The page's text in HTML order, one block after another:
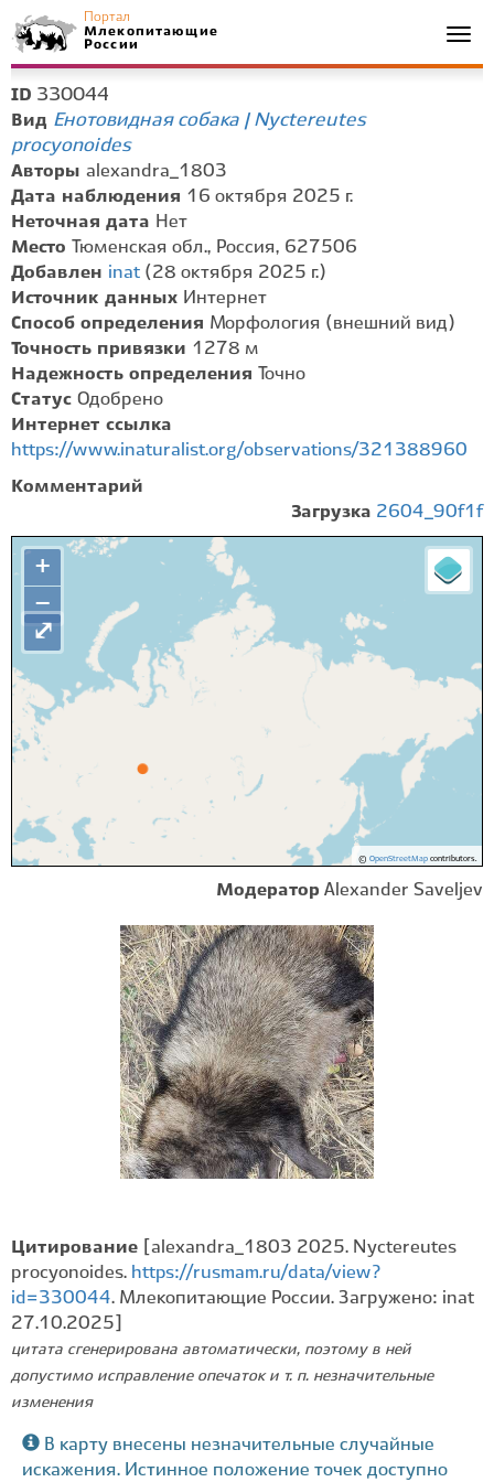
Портал
Млекопитающие
России
ID 330044
Вид Енотовидная собака | Nyctereutes
procyonoides
Авторы alexandra_1803
Дата наблюдения 16 октября 2025 г.
Неточная дата Нет
Место
Тюменская обл., Россия, 627506
Добавлен inat (28 октября 2025 г.)
Источник данных Интернет
Способ определения Морфология (внешний вид)
Точность привязки 1278 м
Надежность определения
Точно
Статус Одобрено
Интернет ссылка
https://www.inaturalist.org/observations/321388960
Комментарий
Загрузка 2604_90f1f
+
−
© OpenStreetMapcontributors.
⤢
Модератор Alexander Saveljev
Цитирование
[alexandra_1803 2025. Nyctereutes
procyonoides. https://rusmam.ru/data/view?
id=330044. Млекопитающие России. Загружено: inat
27.10.2025]
цитата сгенерирована автоматически, поэтому в ней
допустимо исправление опечаток и т. п. незначительные
изменения
В карту внесены незначительные случайные
искажения. Истинное положение точек доступно